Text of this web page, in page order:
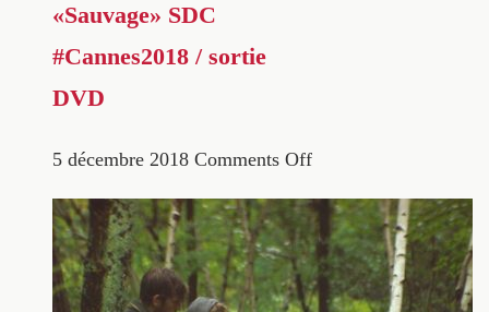
«Sauvage» SDC
#Cannes2018 / sortie
DVD
5 décembre 2018 Comments Off